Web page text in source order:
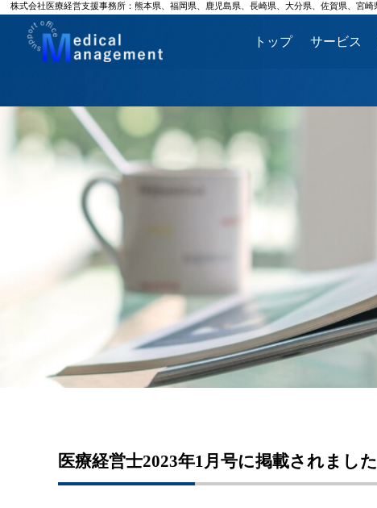
株式会社医療経営支援事務所：熊本県、福岡県、鹿児島県、長崎県、大分県、佐賀県、宮崎
トップ サービス
医療経営士2023年1月号に掲載されました